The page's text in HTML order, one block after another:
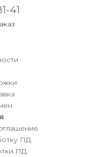
41
ПД
ПД